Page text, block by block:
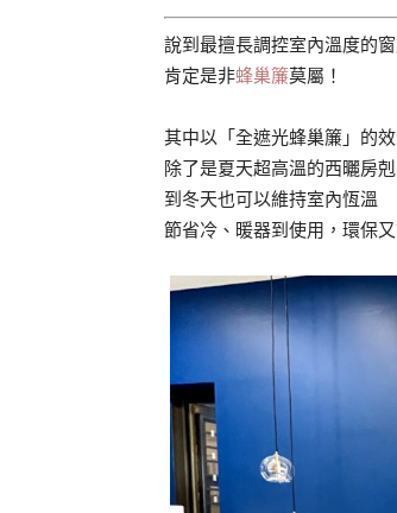
說到最擅長調控室內溫度的
肯定是非蜂巢簾莫屬！
其中以「全遮光蜂巢簾」的
除了是夏天超高溫的西曬房
到冬天也可以維持室內恆溫
節省冷、暖器到使用，環保